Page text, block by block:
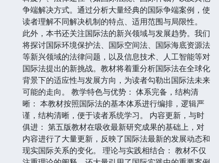
争端解决方式。通过分析大量经典的国际争端案例，使
读者理解不同解决机制的特点、适用范围与局限性。
此外，本书还关注国际法的新兴领域与发展趋势。我们
将探讨国际环境保护法、国际空间法、国际海底资源法
等新兴领域的法律问题，以及信息技术、人工智能等对
国际法提出的新挑战。教材将着重分析国际法在全球化
背景下的适应性与发展方向，为读者勾勒出国际法未来
可能的走向。 教学特色与优势： 体系完备，结构清
晰： 本教材按照国际法的基本体系进行编排，逻辑严
谨，结构清晰，便于读者系统学习。 内容更新，与时
俱进： 第五版教材在吸收最新研究成果的基础上，对
内容进行了大量更新，反映了国际法最新的发展动态和
现实国际关系的变化。 理论与实践相结合： 教材不仅